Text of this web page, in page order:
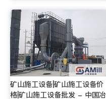
矿山施工设备|矿山施工设备价
格|矿山施工设备批发 - 中国冶